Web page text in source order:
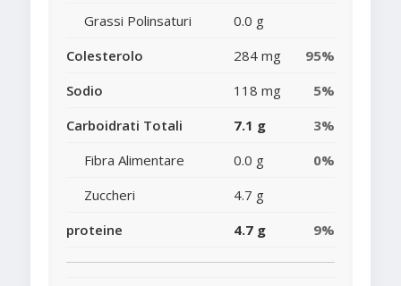
Grassi Polinsaturi
0.0 g
Colesterolo
284 mg
95%
Sodio
118 mg
5%
Carboidrati Totali
7.1 g
3%
Fibra Alimentare
0.0 g
0%
Zuccheri
4.7 g
proteine
4.7 g 9%